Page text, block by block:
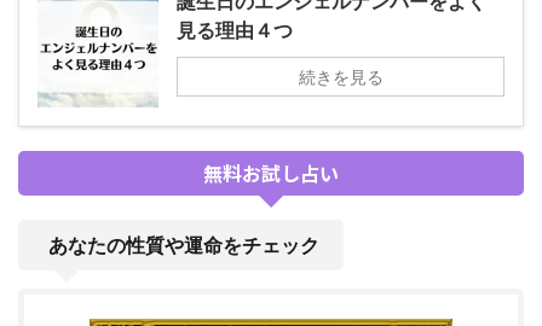
見る理由４つ
続きを見る
無料お試し占い
あなたの性質や運命をチェック